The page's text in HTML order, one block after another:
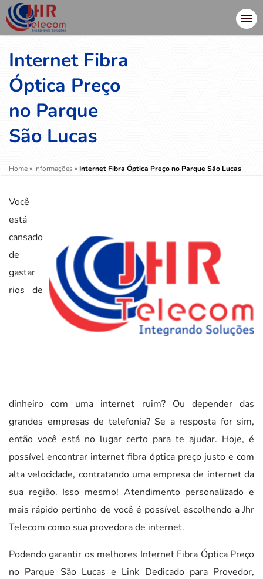
Internet Fibra
Óptica Preço
no Parque
São Lucas
Home» Informações» Internet Fibra Óptica Preço no Parque São Lucas
Você
está
cansado
de
gastar
rios de
dinheiro com uma internet ruim? Ou depender das
grandes empresas de telefonia? Se a resposta for sim,
então você está no lugar certo para te ajudar. Hoje, é
possível encontrar internet fibra óptica preço justo e com
alta velocidade, contratando uma empresa de internet da
sua região. Isso mesmo! Atendimento personalizado e
mais rápido pertinho de você é possível escolhendo a Jhr
Telecom como sua provedora de internet.
Podendo garantir os melhores Internet Fibra Óptica Preço
no Parque São Lucas e Link Dedicado para Provedor,